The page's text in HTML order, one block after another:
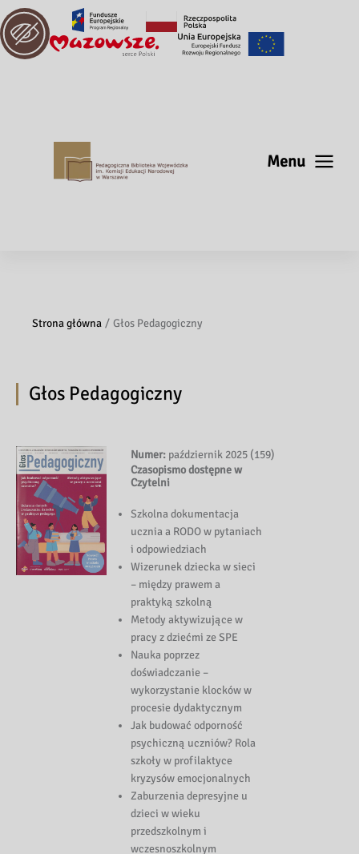
Menu
Strona główna Głos Pedagogiczny
Głos Pedagogiczny
Numer: październik 2025 (159)
Czasopismo dostępne w
Czytelni
Szkolna dokumentacja
ucznia a RODO w pytaniach
i odpowiedziach
Wizerunek dziecka w sieci
– między prawem a
praktyką szkolną
Metody aktywizujące w
pracy z dziećmi ze SPE
Nauka poprzez
doświadczanie –
wykorzystanie klocków w
procesie dydaktycznym
Jak budować odporność
psychiczną uczniów? Rola
szkoły w profilaktyce
kryzysów emocjonalnych
Zaburzenia depresyjne u
dzieci w wieku
przedszkolnym i
wczesnoszkolnym